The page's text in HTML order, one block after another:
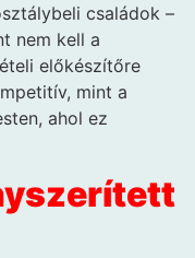
családok –
nem kell a
előkészítőre
mint a
ahol ez